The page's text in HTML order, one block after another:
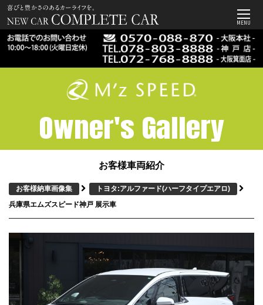
MENU
Owner's Gallery
お客様車両紹介
お客様納車画像集 トヨタ:アルファード(ハーフタイプエアロ)
兵庫県エムズスピード神戸 展示車